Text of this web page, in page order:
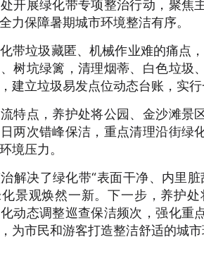
开展绿化带专项整治行动，聚焦
力保障暑期城市环境整洁有序。
带垃圾藏匿、机械作业难的痛点
树坑绿篱，清理烟蒂、白色垃圾
建立垃圾易发点位动态台账，实
特点， 养护处将公园、金沙滩景
两次错峰保洁，重点清理沿街绿
境压力。
解决了绿化带“表面干净、内里
景观焕然一新。下一步，养护
动态调整巡查保洁频次，强化重
为市民和游客打造整洁舒适的城